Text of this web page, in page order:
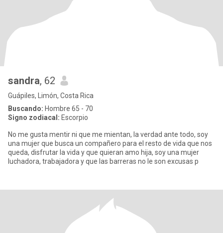
sandra, 62
Guápiles, Limón, Costa Rica
Buscando: Hombre 65 - 70
Signo zodiacal: Escorpio
No me gusta mentir ni que me mientan, la verdad ante todo, soy
una mujer que busca un compañero para el resto de vida que nos
queda, disfrutar la vida y que quieran amo hija, soy una mujer
luchadora, trabajadora y que las barreras no le son excusas p